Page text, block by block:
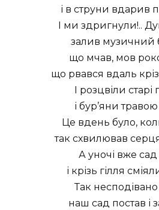
і в струни вдарив
І ми здригнули!..
залив музичний
що мчав, мов
що рвався вдаль
І розцвіли
і бур’яни
Це вдень було,
так схвилював
А уночі вже
і крізь гілля
Так несподівано
наш сад постав і